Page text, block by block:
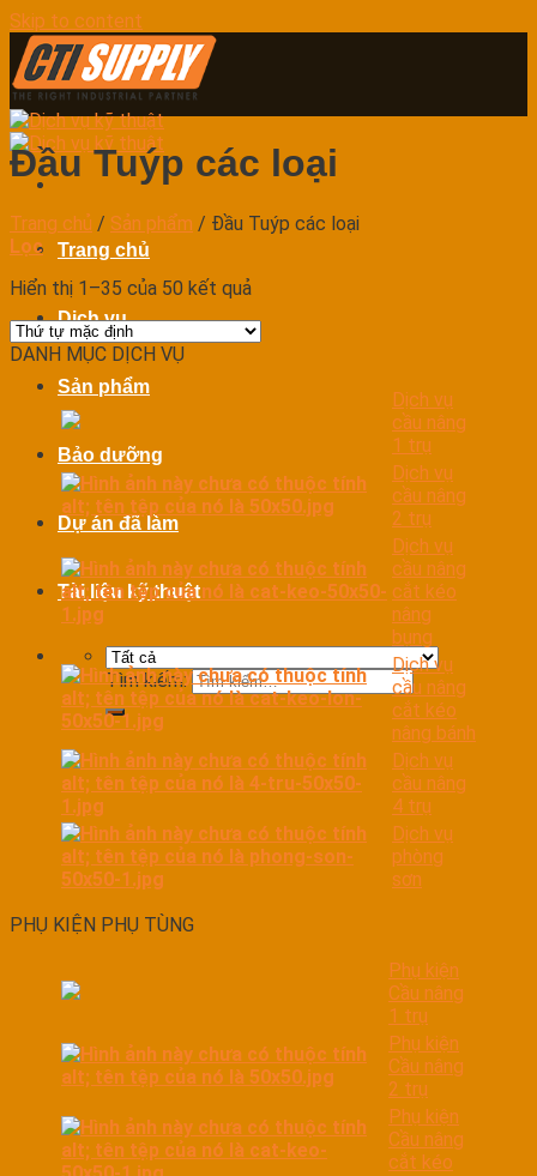
Skip to content
Trang chủ
Dịch vụ
Sản phẩm
Bảo dưỡng
Dự án đã làm
Tài liệu kỹ thuật
Tìm kiếm:
Đầu Tuýp các loại
Trang chủ / Sản phẩm / Đầu Tuýp các loại
Lọc
Hiển thị 1–35 của 50 kết quả
DANH MỤC DỊCH VỤ
Dịch vụ
cầu nâng
1 trụ
Dịch vụ
cầu nâng
2 trụ
Dịch vụ
cầu nâng
cắt kéo
nâng
bụng
Dịch vụ
cầu nâng
cắt kéo
nâng bánh
Dịch vụ
cầu nâng
4 trụ
Dịch vụ
phòng
sơn
PHỤ KIỆN PHỤ TÙNG
Phụ kiện
Cầu nâng
1 trụ
Phụ kiện
Cầu nâng
2 trụ
Phụ kiện
Cầu nâng
cắt kéo